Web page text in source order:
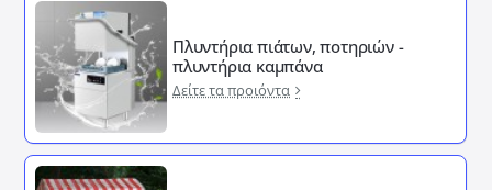
Πλυντήρια πιάτων, ποτηριών -
πλυντήρια καμπάνα
Δείτε τα προιόντα